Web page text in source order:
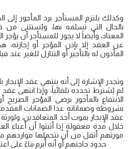
وكذلك يلتزم المستأجر برد المأجور إلى
بالحال التي تسلمه بها، ويُستثنى
المعتاد، وأيضاً لا يجوز للمستأجر أن يؤجر
عن العقد إلا بإذن المؤجر أو إجازته،
المأذون له بالتأجير أو التنازل للغير عند
وتجدر الإشارة إلى أنه ينتهي عقد الإيجار
لم يُشترط تجدده تلقائياً، وإذا انتهى
الانتفاع بالمأجور برضى المؤجر
بشروطه وضماناته عدا الضمانات
عقد الإيجار بموت أحد المتعاقدين،
خلال مدة معقولة إذا أثبتوا أن
مورثهم أثقل من أن تتحملها مواردهم من
حدود حاجتهم أو أنه أُبرم بناءً على اعتبارات تتعلق بشخص مورثهم.